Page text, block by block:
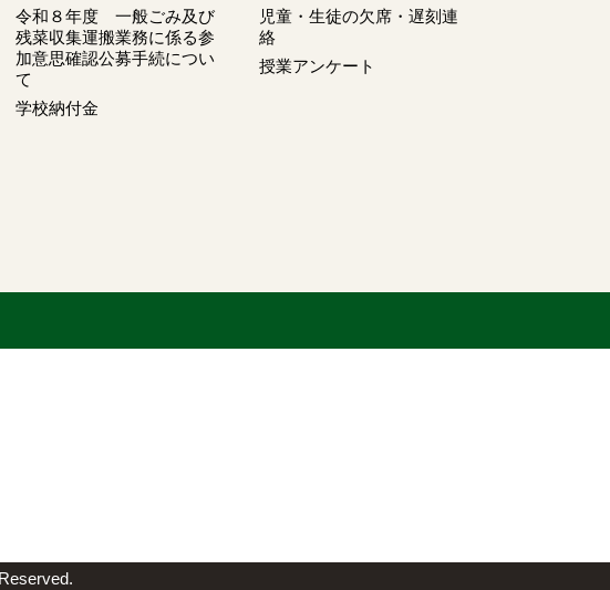
令和８年度 一般ごみ及び
残菜収集運搬業務に係る参
加意思確認公募手続につい
て
学校納付金
児童・生徒の欠席・遅刻連
絡
授業アンケート